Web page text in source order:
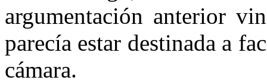
argumentación anterior
parecía estar destinada a
cámara.